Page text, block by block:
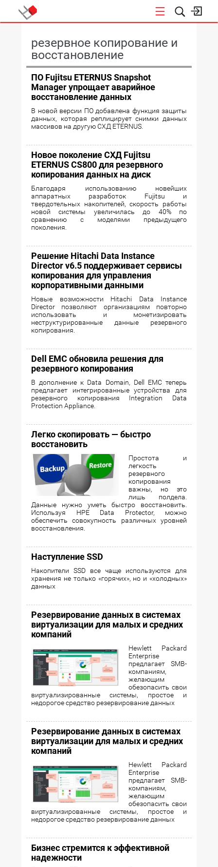
резервное копирование и
восстановление
ПО Fujitsu ETERNUS Snapshot
Manager упрощает аварийное
восстановление данных
В новой версии ПО добавлена функция защиты
данных, которая реплицирует снимки данных
массивов на другую СХД ETERNUS.
Новое поколение СХД Fujitsu
ETERNUS CS800 для резервного
копирования данных на диск
Благодаря использованию новейших
аппаратных разработок Fujitsu и
твердотельных накопителей, скорость работы
новой системы увеличилась до 40% по
сравнению с моделями предыдущего
поколения.
Решение Hitachi Data Instance
Director v6.5 поддерживает сервисы
копирования для управления
корпоративными данными
Новые возможности Hitachi Data Instance
Director позволяют организациям повторно
использовать и монетизировать
неструктурированные данные резервного
копирования.
Dell EMC обновила решения для
резервного копирования
В дополнение к Data Domain, Dell EMC теперь
предлагает интегрированные устройства для
резервного копирования Integration Data
Protection Appliance.
Легко скопировать — быстро
восстановить
Простота и
легкость
резервного
копирования
важны, но это
лишь полдела.
Данные нужно уметь быстро восстановить.
Используя HPE Data Protector, можно
обеспечить совокупность различных уровней
восстановления.
Наступление SSD
Накопители SSD все чаще используются для
хранения не только «горячих», но и «холодных»
данных
Резервирование данных в системах
виртуализации для малых и средних
компаний
Hewlett Packard
Enterprise
предлагает SMB-
компаниям,
желающим
обезопасить свои
виртуализированные системы, простое и
недорогое средство резервирование данных
Резервирование данных в системах
виртуализации для малых и средних
компаний
Hewlett Packard
Enterprise
предлагает SMB-
компаниям,
желающим
обезопасить свои
виртуализированные системы, простое и
недорогое средство резервирование данных
Бизнес стремится к эффективной
надежности